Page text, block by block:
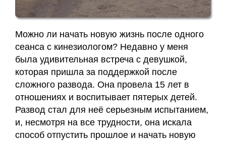
Можно ли начать новую жизнь после одного
сеанса с кинезиологом? Недавно у меня
была удивительная встреча с девушкой,
которая пришла за поддержкой после
сложного развода. Она провела 15 лет в
отношениях и воспитывает пятерых детей.
Развод стал для неё серьезным испытанием,
и, несмотря на все трудности, она искала
способ отпустить прошлое и начать новую